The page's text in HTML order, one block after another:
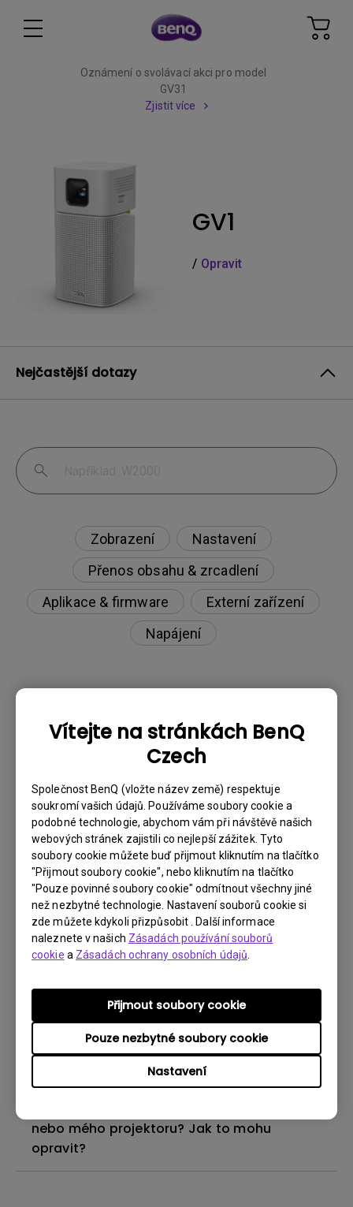
Vítejte na stránkách BenQ
Czech
Společnost BenQ (vložte název země) respektuje
soukromí vašich údajů. Používáme soubory cookie a
podobné technologie, abychom vám při návštěvě našich
webových stránek zajistili co nejlepší zážitek. Tyto
soubory cookie můžete buď přijmout kliknutím na tlačítko
"Přijmout soubory cookie", nebo kliknutím na tlačítko
"Pouze povinné soubory cookie" odmítnout všechny jiné
než nezbytné technologie. Nastavení souborů cookie si
zde můžete kdykoli přizpůsobit . Další informace
naleznete v našich Zásadách používání souborů
cookie a Zásadách ochrany osobních údajů
Nastavení
Pouze nezbytné soubory cookie
Přijmout soubory cookie
Oznámení o svolávací akci pro model
GV31
Zjistit více
GV1
/ Opravit
Nejčastější dotazy
Zobrazení
Nastavení
Přenos obsahu & zrcadlení
Aplikace & firmware
Externí zařízení
Napájení
Jak mohu používat aplikaci BenQ Smart
control?
Podporuje projektor nativní protokoly
bezdrátové projekce systému Windows?
Jak mohu prodloužit životnost baterie
vašeho projektoru?
Projektor nedetekuje HDR. Jak to mohu
vyřešit?
Aplikace na mém Android TV se někdy
neočekávaně ukončí a systém přejde na
domovskou obrazovku. Jak to mohu
Nemohu použít dálkové ovládání donglu
nebo mého projektoru? Jak to mohu
opravit?